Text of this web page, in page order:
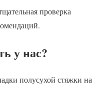
проверка
у нас?
полусухой стяжки на